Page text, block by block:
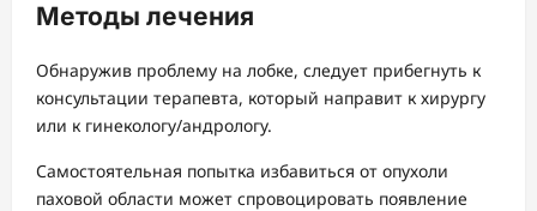
Методы лечения
Обнаружив проблему на лобке, следует прибегнуть к
консультации терапевта, который направит к хирургу
или к гинекологу/андрологу.
Самостоятельная попытка избавиться от опухоли
паховой области может спровоцировать появление